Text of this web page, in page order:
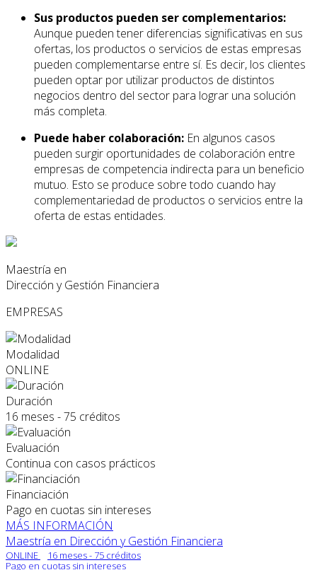
Sus productos pueden ser complementarios:
Aunque pueden tener diferencias significativas en sus
ofertas, los productos o servicios de estas empresas
pueden complementarse entre sí. Es decir, los clientes
pueden optar por utilizar productos de distintos
negocios dentro del sector para lograr una solución
más completa.
Puede haber colaboración: En algunos casos
pueden surgir oportunidades de colaboración entre
empresas de competencia indirecta para un beneficio
mutuo. Esto se produce sobre todo cuando hay
complementariedad de productos o servicios entre la
oferta de estas entidades.
Maestría en
Dirección y Gestión Financiera
EMPRESAS
Modalidad
ONLINE
Duración
16 meses - 75 créditos
Evaluación
Continua con casos prácticos
Financiación
Pago en cuotas sin intereses
MÁS INFORMACIÓN
Maestría en Dirección y Gestión Financiera
ONLINE
16 meses - 75 créditos
Pago en cuotas sin intereses